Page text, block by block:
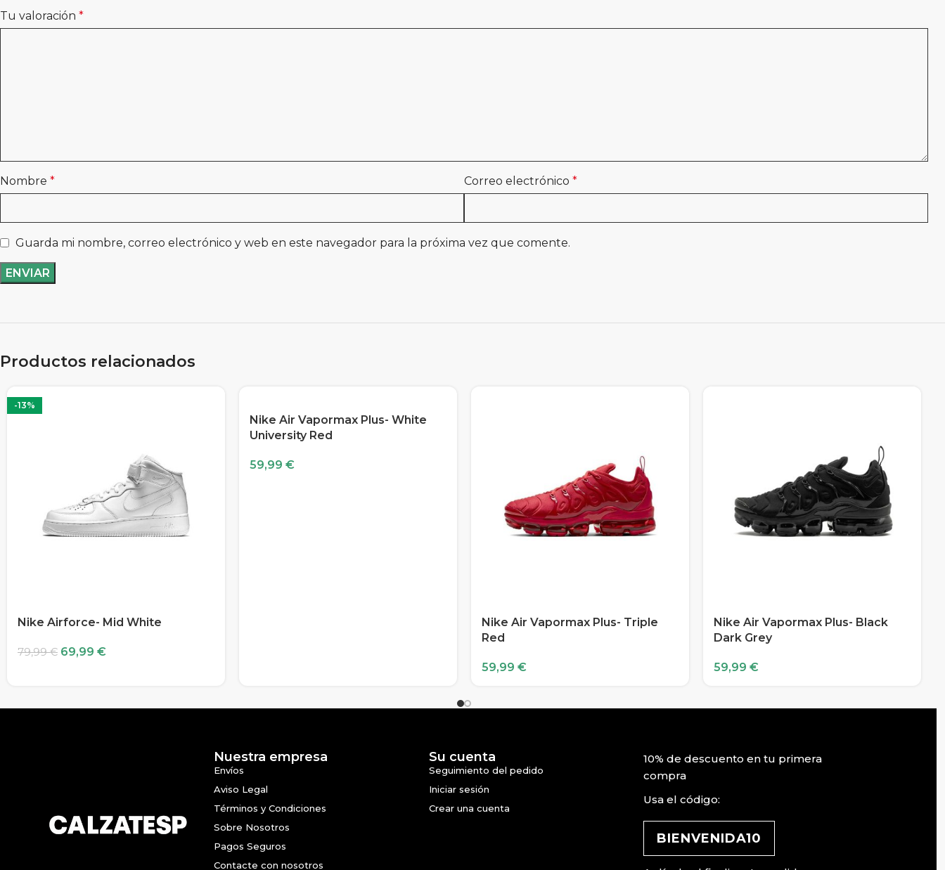
Tu valoración *
Nombre * Correo electrónico *
Guarda mi nombre, correo electrónico y web en este navegador para la próxima vez que comente.
Productos relacionados
-13%
Nike Airforce- Mid White
79,99€ 69,99 €
Nike Air Vapormax Plus- White
University Red
59,99 €
Nike Air Vapormax Plus- Triple
Red
59,99 €
Nike Air Vapormax Plus- Black
Dark Grey
59,99 €
Nuestra empresa
Envíos
Aviso Legal
Términos y Condiciones
Sobre Nosotros
Pagos Seguros
Contacte con nosotros
Su cuenta
Seguimiento del pedido
Iniciar sesión
Crear una cuenta
10% de descuento en tu primera
compra
Usa el código:
BIENVENIDA10